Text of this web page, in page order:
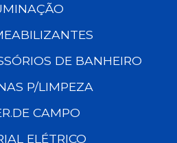
DE BANHEIRO
P/LIMPEZA
CAMPO
ELÉTRICO